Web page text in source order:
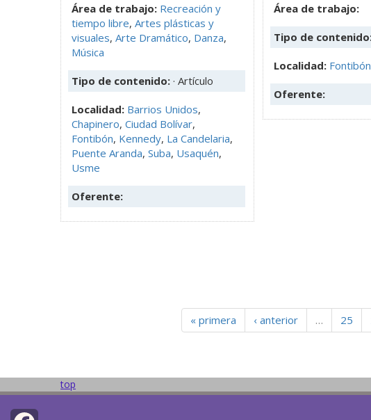
Área de trabajo: Recreación y
tiempo libre, Artes plásticas y
visuales, Arte Dramático, Danza,
Música
Tipo de contenido: · Artículo
Localidad: Barrios Unidos,
Chapinero, Ciudad Bolívar,
Fontibón, Kennedy, La Candelaria,
Puente Aranda, Suba, Usaquén,
Usme
Oferente:
Área de trabajo:
Tipo de
Localidad: Fontibón
Oferente:
« primera ‹ anterior … 25
top